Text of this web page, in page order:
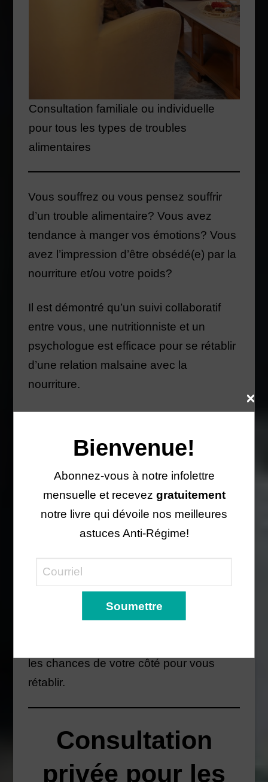
Consultation familiale ou individuelle
pour tous les types de troubles
alimentaires
Vous souffrez ou vous pensez souffrir
d’un trouble alimentaire? Vous avez
tendance à manger vos émotions? Vous
avez l’impression d’être obsédé(e) par la
nourriture et/ou votre poids?
Il est démontré qu’un suivi collaboratif
entre vous, une nutritionniste et un
psychologue est efficace pour se rétablir
d’une relation malsaine avec la
nourriture.
qu’il vous faut pour vous accompagner
sur le chemin du rétablissement. À l’aide
de counseling individualisé ou familial,
de lectures et d’exercices qui seront
proposés par votre nutritionniste, vous
avancerez à votre rythme vers une
votre corps.
Faire équipe avec nous, c’est vous offrir
les chances de votre côté pour vous
rétablir.
Consultation
privée pour les
Bienvenue!
Abonnez-vous à notre infolettre
mensuelle et recevez gratuitement
notre livre qui dévoile nos meilleures
astuces Anti-Régime!